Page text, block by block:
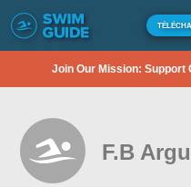
Join Our Mission: Support
F.B